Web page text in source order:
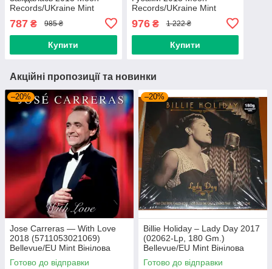
Records/UKraine Mint
(art.221703)
787 ₴ 985 ₴
Купити
Records/UKraine Mint
(art.221702)
976₴ 1 222 ₴
Купити
Акційні пропозиції та новинки
–20%
Jose Carreras — With Love
2018 (5711053021069)
Bellevue/EU Mint Вінілова
платівка (art.239665)
Готово до відправки
–20%
Billie Holiday – Lady Day 2017
(02062-Lp, 180 Gm.)
Bellevue/EU Mint Вінілова
платівка (art.238958)
Готово до відправки